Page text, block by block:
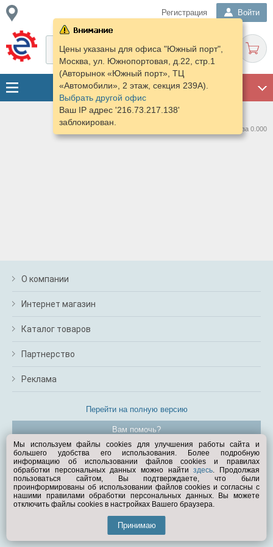
Регистрация Войти
Цены указаны для офиса "Южный порт",
Москва, ул. Южнопортовая, д.22, стр.1
(Авторынок «Южный порт», ТЦ
«Автомобили», 2 этаж, секция 239А).
Выбрать другой офис
Ваш IP адрес '216.73.217.138'
заблокирован.
Нашлось предложений: 0 за 0.000
О компании
Интернет магазин
Каталог товаров
Партнерство
Реклама
Перейти на полную версию
Вам помочь?
© Exist.ru 1998—2026
Мы используем файлы cookies для улучшения работы сайта и
большего удобства его использования. Более подробную
информацию об использовании файлов cookies и правилах
обработки персональных данных можно найтиздесь. Продолжая
пользоваться сайтом, Вы подтверждаете, что были
проинформированы об использовании файлов cookies и согласны с
нашими правилами обработки персональных данных. Вы можете
отключить файлы cookies в настройках Вашего браузера.
Принимаю